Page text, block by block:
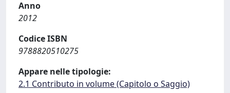
Anno
2012
Codice ISBN
9788820510275
Appare nelle tipologie:
2.1 Contributo in volume (Capitolo o Saggio)